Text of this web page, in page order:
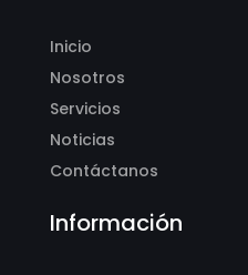
Inicio
Nosotros
Servicios
Noticias
Contáctanos
Información